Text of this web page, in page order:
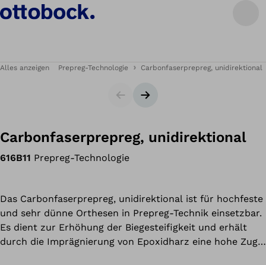
Alles anzeigen Prepreg-Technologie Carbonfaserprepreg, unidirektional
SliderNächster Slide
Carbonfaserprepreg, unidirektional
616B11 Prepreg-Technologie
Das Carbonfaserprepreg, unidirektional ist für hochfeste
und sehr dünne Orthesen in Prepreg-Technik einsetzbar.
Es dient zur Erhöhung der Biegesteifigkeit und erhält
durch die Imprägnierung von Epoxidharz eine hohe Zug-